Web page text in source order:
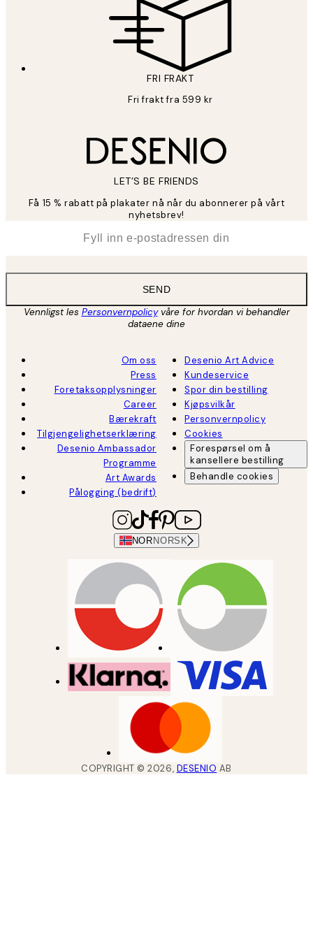
FRI FRAKT
Fri frakt fra 599 kr
LET’S BE FRIENDS
Få 15 % rabatt på plakater nå når du abonnerer på vårt
nyhetsbrev!
SEND
Vennligst les Personvernpolicyvåre for hvordan vi behandler
dataene dine
Om oss
Press
Foretaksopplysninger
Career
Bærekraft
Tilgjengelighetserklæring
Desenio Ambassador
Programme
Art Awards
Pålogging (bedrift)
Desenio Art Advice
Kundeservice
Spor din bestilling
Kjøpsvilkår
Personvernpolicy
Cookies
Forespørsel om å
kansellere bestilling
Behandle cookies
NOR NORSK
COPYRIGHT ©2026, DESENIO AB